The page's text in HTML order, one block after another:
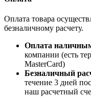
Оплата товара
безналичному расчету.
Оплата
компании (есть
MasterCard)
Безналичный
течение 3 дней
наш расчетный